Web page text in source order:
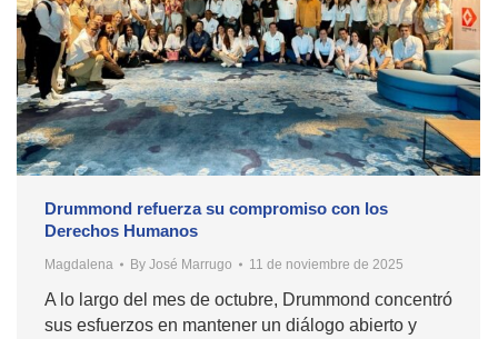
Drummond refuerza su compromiso con los
Derechos Humanos
Magdalena By José Marrugo 11 de noviembre de 2025
A lo largo del mes de octubre, Drummond concentró
sus esfuerzos en mantener un diálogo abierto y